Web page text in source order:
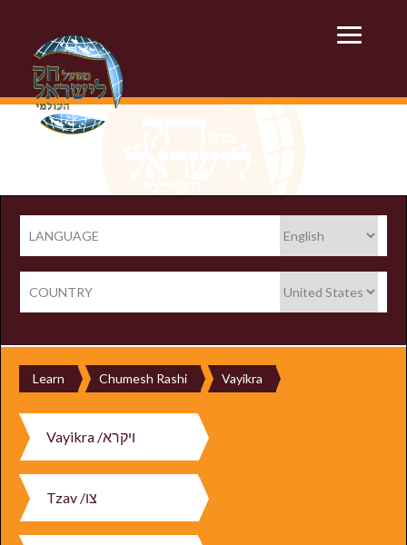
LANGUAGE
COUNTRY
Learn Chumesh Rashi Vayikra
Vayikra /ויקרא
Tzav /צו